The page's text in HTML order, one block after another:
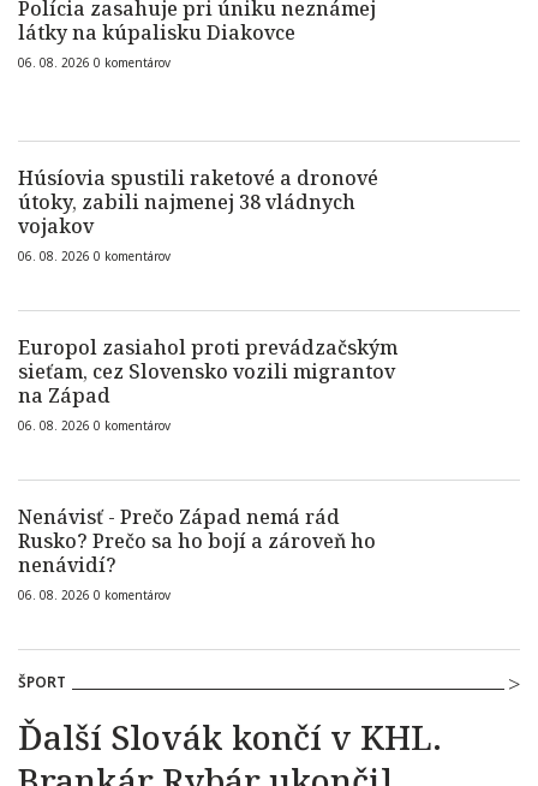
Polícia zasahuje pri úniku neznámej
látky na kúpalisku Diakovce
06. 08. 2026 0 komentárov
Húsíovia spustili raketové a dronové
útoky, zabili najmenej 38 vládnych
vojakov
06. 08. 2026 0 komentárov
Europol zasiahol proti prevádzačským
sieťam, cez Slovensko vozili migrantov
na Západ
06. 08. 2026 0 komentárov
Nenávisť - Prečo Západ nemá rád
Rusko? Prečo sa ho bojí a zároveň ho
nenávidí?
06. 08. 2026 0 komentárov
ŠPORT